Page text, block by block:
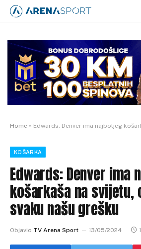
Home » Edwards: Denver ima najboljeg košarkaša na
KOŠARKA
Edwards: Denver ima
košarkaša na svijetu,
svaku našu grešku
Objavio TV Arena Sport 13/05/2024